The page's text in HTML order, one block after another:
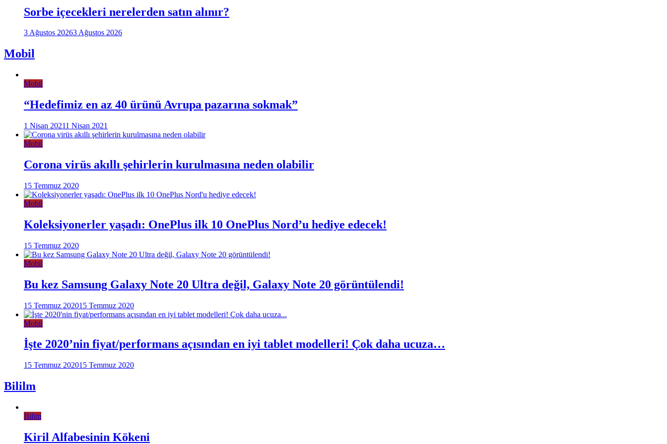
Sorbe içecekleri nerelerden satın alınır?
3 Ağustos 20263 Ağustos 2026
Mobil
Mobil
“Hedefimiz en az 40 ürünü Avrupa pazarına sokmak”
1 Nisan 20211 Nisan 2021
Mobil
Corona virüs akıllı şehirlerin kurulmasına neden olabilir
15 Temmuz 2020
Mobil
Koleksiyonerler yaşadı: OnePlus ilk 10 OnePlus Nord’u hediye edecek!
15 Temmuz 2020
Mobil
Bu kez Samsung Galaxy Note 20 Ultra değil, Galaxy Note 20 görüntülendi!
15 Temmuz 202015 Temmuz 2020
Mobil
İşte 2020’nin fiyat/performans açısından en iyi tablet modelleri! Çok daha ucuza…
15 Temmuz 202015 Temmuz 2020
Bililm
Bilim
Kiril Alfabesinin Kökeni